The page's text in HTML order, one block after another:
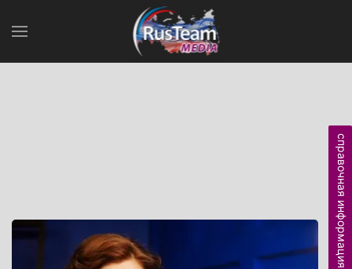
справочная информация